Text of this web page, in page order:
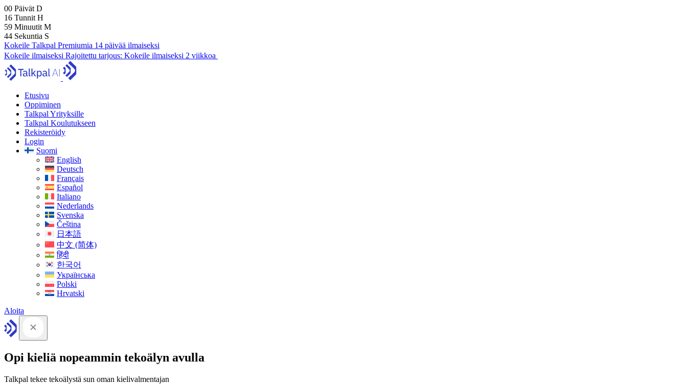
00 Päivät D
16 Tunnit H
59 Minuutit M
43 Sekuntia S
Kokeile Talkpal Premiumia 14 päivää ilmaiseksi
Kokeile ilmaiseksi Rajoitettu tarjous: Kokeile ilmaiseksi 2 viikkoa
Etusivu
Oppiminen
Talkpal Yrityksille
Talkpal Koulutukseen
Rekisteröidy
Login
Suomi
English
Deutsch
Français
Español
Italiano
Nederlands
Svenska
Čeština
日本語
中文 (简体)
हिंदी
한국어
Українська
Polski
Hrvatski
Aloita
Opi kieliä nopeammin tekoälyn avulla
Talkpal tekee tekoälystä sun oman kielivalmentajan